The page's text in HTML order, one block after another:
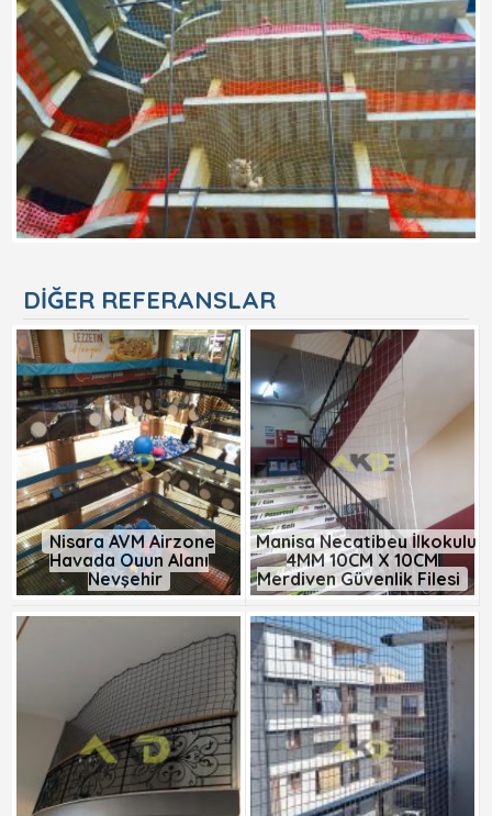
DIĞER REFERANSLAR
Nisara AVM Airzone
Havada Oyun Alanı
Nevşehir
Manisa Necatibey İlkokulu
4MM 10CM X 10CM
Merdiven Güvenlik Filesi